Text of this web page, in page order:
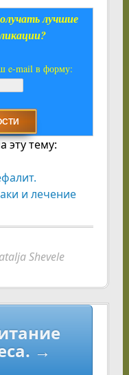
лучшие
e-mail в форму:
эту тему:
и лечение
Shevele
→